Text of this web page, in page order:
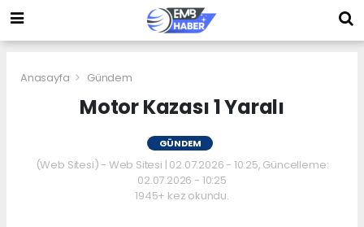
Anasayfa Gündem
Motor Kazası 1 Yaralı
GÜNDEM
(Web Sitesi) - Web Sitesi | 02.07.2026 - 10:25, Güncelleme:
02.07.2026 - 10:25
1945+ kez okundu.